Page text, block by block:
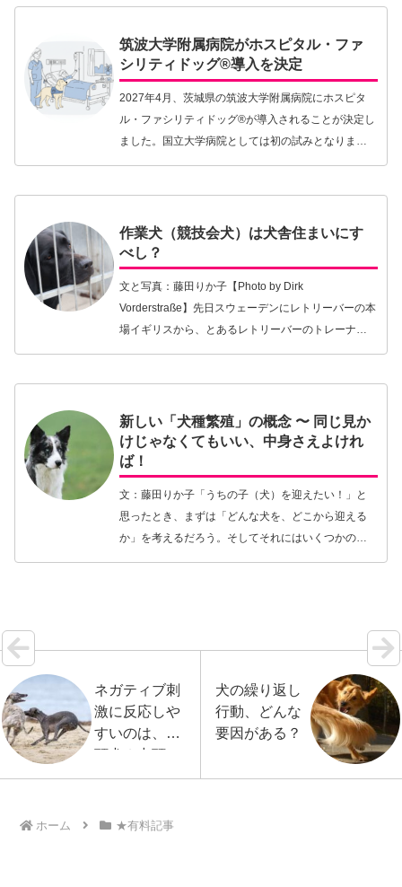
筑波大学附属病院がホスピタル・ファ
シリティドッグ®導入を決定
2027年4月、茨城県の筑波大学附属病院にホスピタ
ル・ファシリティドッグ®が導入されることが決定し
ました。国立大学病院としては初の試みとなりま
す。その目的は、小児がんを中心とした子どもたち
作業犬（競技会犬）は犬舎住まいにす
べし？
文と写真：藤田りか子【Photo by Dirk
Vorderstraße】先日スウェーデンにレトリーバーの本
場イギリスから、とあるレトリーバーのトレーナー
新しい「犬種繁殖」の概念 〜 同じ見か
けじゃなくてもいい、中身さえよけれ
ば！
文：藤田りか子「うちの子（犬）を迎えたい！」と
思ったとき、まずは「どんな犬を、どこから迎える
か」を考えるだろう。そしてそれにはいくつかの選
ネガティブ刺
激に反応しや
すいのは、短
頭犬？中頭
犬？それとも
犬の繰り返し
行動、どんな
要因がある？
ホーム ★有料記事